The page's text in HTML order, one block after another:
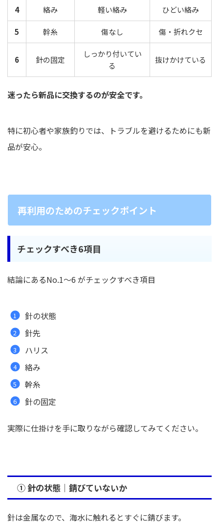
4 絡み 軽い絡み ひどい絡み
5 幹糸 傷なし 傷・折れクセ
6 針の固定
しっかり付いてい
る
抜けかけている
迷ったら新品に交換するのが安全です。
特に初心者や家族釣りでは、トラブルを避けるためにも新
品が安心。
再利用のためのチェックポイント
チェックすべき6項目
結論にあるNo.1〜6 がチェックすべき項目
針の状態
針先
ハリス
絡み
幹糸
針の固定
実際に仕掛けを手に取りながら確認してみてください。
① 針の状態｜錆びていないか
針は金属なので、海水に触れるとすぐに錆びます。